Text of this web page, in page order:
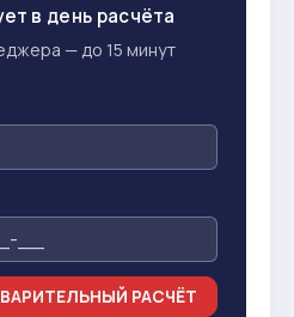
в день расчёта
— до 15 минут
РАСЧЁТ